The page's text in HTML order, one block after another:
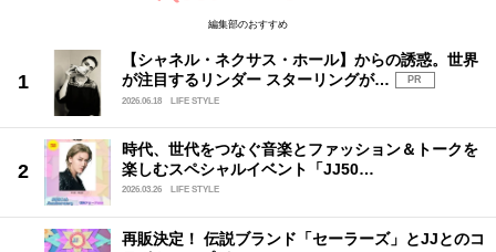
編集部のおすすめ
【シャネル・ネクサス・ホール】からの誘惑。世界
が注目するリンダー スターリングが…
PR
2026.06.18
LIFE STYLE
時代、世代をつなぐ音楽とファッション＆トークを
楽しむスペシャルイベント「JJ50…
2026.03.26 LIFE STYLE
再販決定！ 伝説ブランド「セーラーズ」とJJとのコ